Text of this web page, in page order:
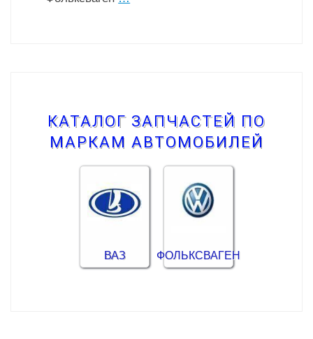
КАТАЛОГ ЗАПЧАСТЕЙ ПО
МАРКАМ АВТОМОБИЛЕЙ
ВАЗ ФОЛЬКСВАГЕН